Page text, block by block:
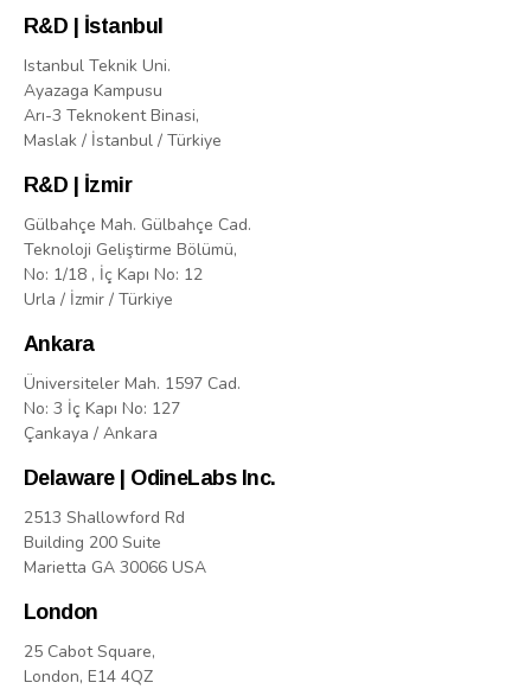
R&D | İstanbul
Istanbul Teknik Uni.
Ayazaga Kampusu
Arı-3 Teknokent Binasi,
Maslak / İstanbul / Türkiye
R&D | İzmir
Gülbahçe Mah. Gülbahçe Cad.
Teknoloji Geliştirme Bölümü,
No: 1/18 , İç Kapı No: 12
Urla / İzmir / Türkiye
Ankara
Üniversiteler Mah. 1597 Cad.
No: 3 İç Kapı No: 127
Çankaya / Ankara
Delaware | OdineLabs Inc.
2513 Shallowford Rd
Building 200 Suite
Marietta GA 30066 USA
London
25 Cabot Square,
London, E14 4QZ